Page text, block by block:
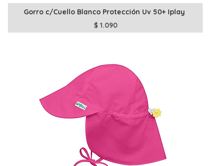
Gorro c/Cuello Blanco Protección Uv 50+ Iplay
$ 1.090